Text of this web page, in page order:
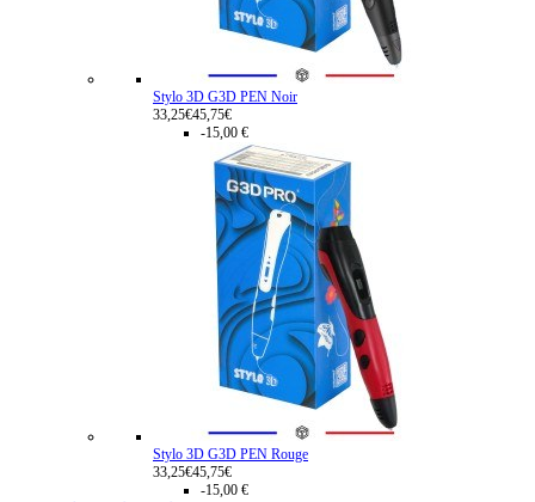
Stylo 3D G3D PEN Noir
33,25€45,75€
-15,00 €
Stylo 3D G3D PEN Rouge
33,25€45,75€
-15,00 €